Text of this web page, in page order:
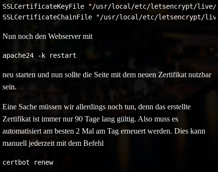
SSLCertificateKeyFile "/usr/local/etc/letsencrypt/live/
Nun noch den Webserver mit
apache24 -k restart
neu starten und nun sollte die Seite mit dem neuen Zertifikat nutzbar
sein.
Eine Sache müssen wir allerdings noch tun, denn das erstellte
Zertifikat ist immer nur 90 Tage lang gültig. Also muss es
automatisiert am besten 2 Mal am Tag erneuert werden. Dies kann
manuell jederzeit mit dem Befehl
certbot renew